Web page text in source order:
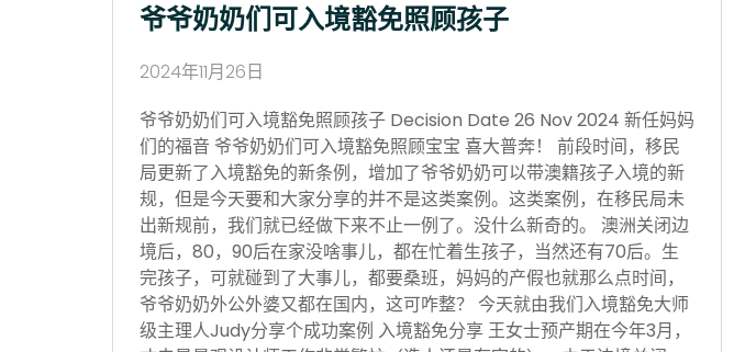
爷爷奶奶们可入境豁免照顾孩子
2024年11月26日
爷爷奶奶们可入境豁免照顾孩子 Decision Date 26 Nov 2024 新任妈妈
们的福音 爷爷奶奶们可入境豁免照顾宝宝 喜大普奔！ 前段时间，移民
局更新了入境豁免的新条例，增加了爷爷奶奶可以带澳籍孩子入境的新
规，但是今天要和大家分享的并不是这类案例。这类案例，在移民局未
出新规前，我们就已经做下来不止一例了。没什么新奇的。 澳洲关闭边
境后，80，90后在家没啥事儿，都在忙着生孩子，当然还有70后。生
完孩子，可就碰到了大事儿，都要桑班，妈妈的产假也就那么点时间，
爷爷奶奶外公外婆又都在国内，这可咋整？ 今天就由我们入境豁免大师
级主理人Judy分享个成功案例 入境豁免分享 王女士预产期在今年3月，